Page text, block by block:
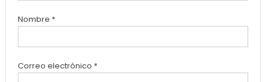
Nombre *
Correo electrónico *